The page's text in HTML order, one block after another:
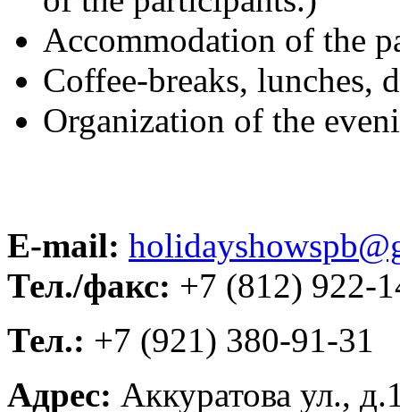
Accommodation of the
Coffee-breaks, lunches,
Organization of the
E-mail:
Тел./факс: +7 (812) 922-
Тел.: +7 (921) 380-91-31
Адрес: Аккуратова ул.,